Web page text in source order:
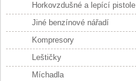
Horkovzdušné a lepící pistole
Jiné benzínové nářadí
Kompresory
Leštičky
Míchadla